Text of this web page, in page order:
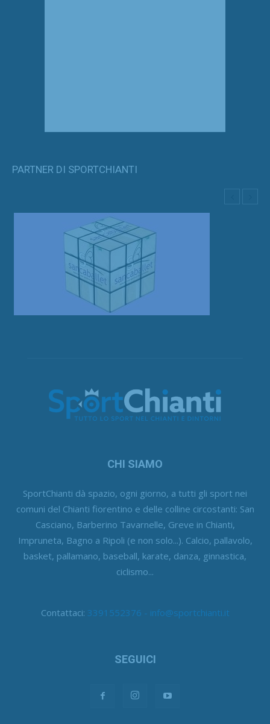
PARTNER DI SPORTCHIANTI
CHI SIAMO
SportChianti dà spazio, ogni giorno, a tutti gli sport nei
comuni del Chianti fiorentino e delle colline circostanti: San
Casciano, Barberino Tavarnelle, Greve in Chianti,
Impruneta, Bagno a Ripoli (e non solo...). Calcio, pallavolo,
basket, pallamano, baseball, karate, danza, ginnastica,
ciclismo...
Contattaci: 3391552376 - info@sportchianti.it
SEGUICI